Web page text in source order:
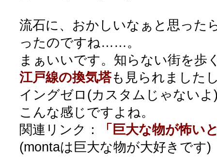
流石に、おかしいなぁと思った
ったのですね……。
まぁいいです。知らない街を歩
江戸線の換気塔も見られました
イングゼロ(カスタムじゃない
こんな感じですよね。
関連リンク：
「巨大な物が怖い
(montaは巨大な物が大好きです)